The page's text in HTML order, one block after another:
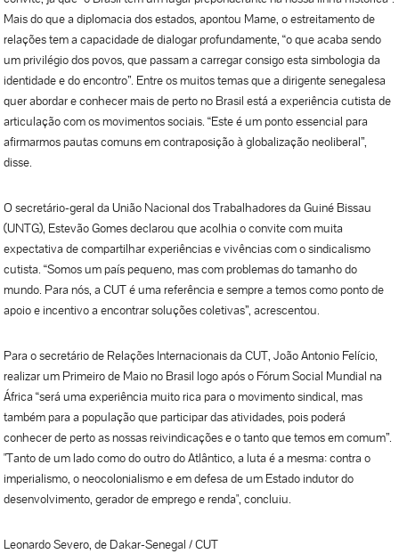
Mais do que a diplomacia dos estados, apontou Mame, o estreitamento de
relações tem a capacidade de dialogar profundamente, “o que acaba sendo
um privilégio dos povos, que passam a carregar consigo esta simbologia da
identidade e do encontro”. Entre os muitos temas que a dirigente senegalesa
quer abordar e conhecer mais de perto no Brasil está a experiência cutista de
articulação com os movimentos sociais. “Este é um ponto essencial para
afirmarmos pautas comuns em contraposição à globalização neoliberal”,
disse.
O secretário-geral da União Nacional dos Trabalhadores da Guiné Bissau
(UNTG), Estevão Gomes declarou que acolhia o convite com muita
expectativa de compartilhar experiências e vivências com o sindicalismo
cutista. “Somos um país pequeno, mas com problemas do tamanho do
mundo. Para nós, a CUT é uma referência e sempre a temos como ponto de
apoio e incentivo a encontrar soluções coletivas”, acrescentou.
Para o secretário de Relações Internacionais da CUT, João Antonio Felício,
realizar um Primeiro de Maio no Brasil logo após o Fórum Social Mundial na
África “será uma experiência muito rica para o movimento sindical, mas
também para a população que participar das atividades, pois poderá
conhecer de perto as nossas reivindicações e o tanto que temos em comum”.
"Tanto de um lado como do outro do Atlântico, a luta é a mesma: contra o
imperialismo, o neocolonialismo e em defesa de um Estado indutor do
desenvolvimento, gerador de emprego e renda", concluiu.
Leonardo Severo, de Dakar-Senegal / CUT